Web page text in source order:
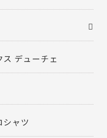
ス デューチェ
ャツ